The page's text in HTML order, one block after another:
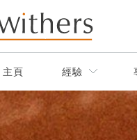
Skip to main content
主頁 經驗